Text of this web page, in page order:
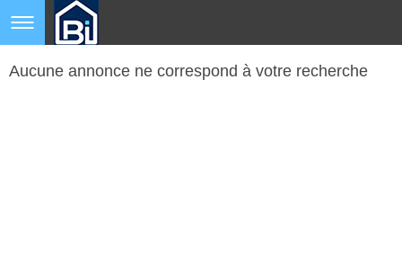
Aucune annonce ne correspond à votre recherche